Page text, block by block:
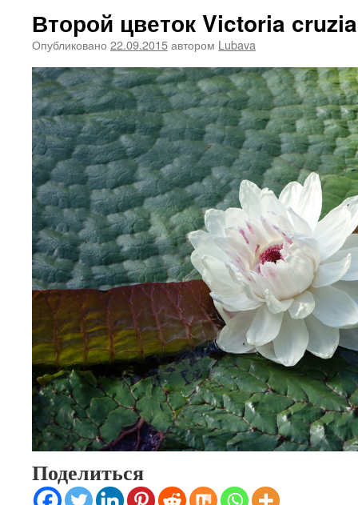
Второй цветок Victoria
Опубликовано 22.09.2015автором Lubava
Поделиться